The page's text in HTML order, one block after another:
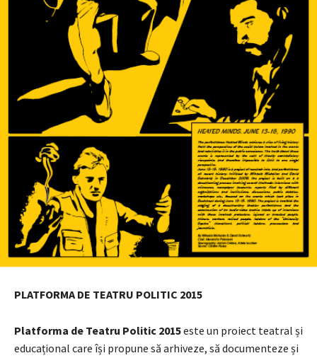
PLATFORMA DE TEATRU POLITIC 2015
Platforma de Teatru Politic 2015este un proiect teatral și
educațional care își propune să arhiveze, să documenteze și